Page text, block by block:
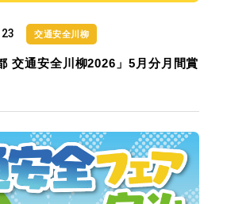
交通安全川柳
交通安全川柳2026」5月分月間賞